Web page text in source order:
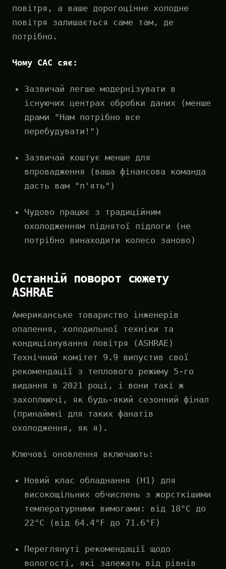
повітря, а ваше дорогоцінне холодне
повітря залишається саме там, де
потрібно.
Чому CAC сяє:
Зазвичай легше модернізувати в
існуючих центрах обробки даних (менше
драми "Нам потрібно все
перебудувати!")
Зазвичай коштує менше для
впровадження (ваша фінансова команда
дасть вам "п'ять")
Чудово працює з традиційним
охолодженням піднятої підлоги (не
потрібно винаходити колесо заново)
Останній поворот сюжету
ASHRAE
Американське товариство інженерів
опалення, холодильної техніки та
кондиціонування повітря (ASHRAE)
Технічний комітет 9.9 випустив свої
рекомендації з теплового режиму 5-го
видання в 2021 році, і вони такі ж
захоплюючі, як будь-який сезонний фінал
(принаймні для таких фанатів
охолодження, як я).
Ключові оновлення включають:
Новий клас обладнання (H1) для
високощільних обчислень з жорсткішими
температурними вимогами: від 18°C до
22°C (від 64.4°F до 71.6°F)
Переглянуті рекомендації щодо
вологості, які залежать від рівнів